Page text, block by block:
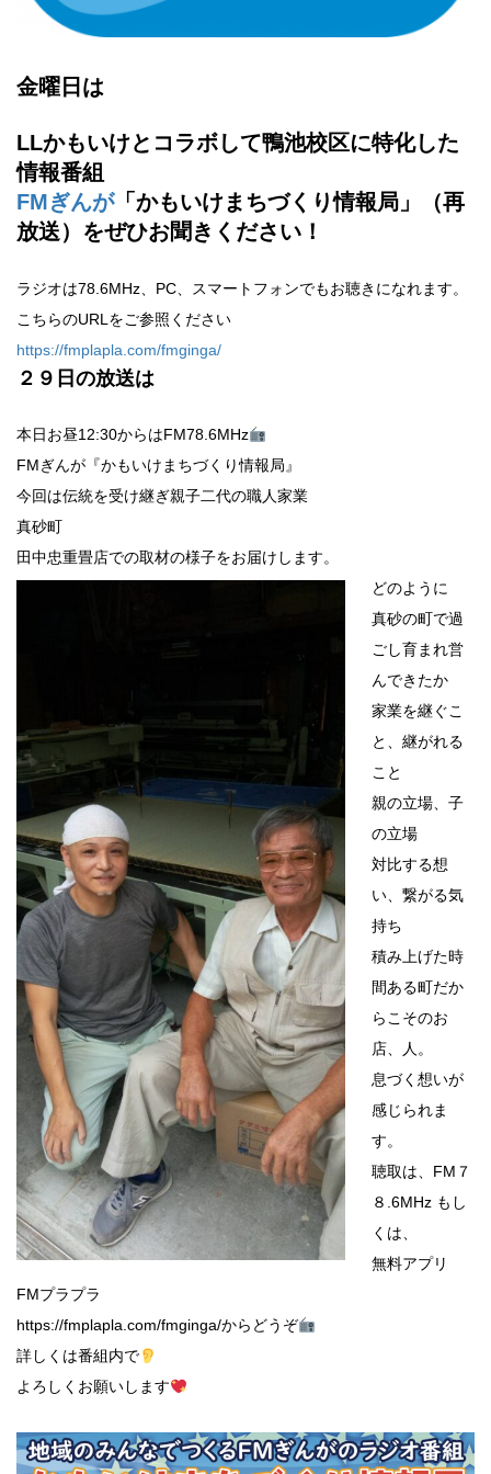
金曜日は
LLかもいけとコラボして鴨池校区に特化した
情報番組
FMぎんが「かもいけまちづくり情報局」（再
放送）をぜひお聞きください！
ラジオは78.6MHz、PC、スマートフォンでもお聴きになれます。
こちらのURLをご参照ください
https://fmplapla.com/fmginga/
２９ 日の放送は
本日お昼12:30からはFM78.6MHz
FMぎんが『かもいけまちづくり情報局』
今回は伝統を受け継ぎ親子二代の職人家業
真砂町
田中忠重畳店での取材の様子をお届けします。
どのように
真砂の町で過
ごし育まれ営
んできたか
家業を継ぐこ
と、継がれる
こと
親の立場、子
の立場
対比する想
い、繋がる気
持ち
積み上げた時
間ある町だか
らこそのお
店、人。
息づく想いが
感じられま
す。
聴取は、FM７
８.6MHz もし
くは、
無料アプリ
FMプラプラ
https://fmplapla.com/fmginga/からどうぞ
詳しくは番組内で
よろしくお願いします